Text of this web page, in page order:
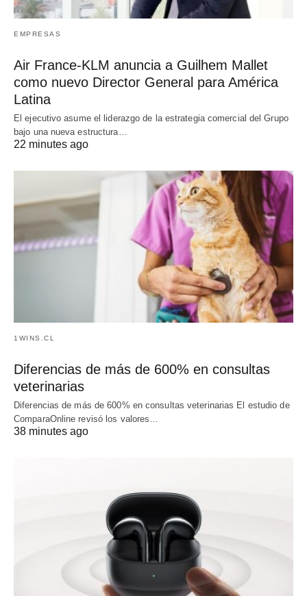
EMPRESAS
Air France-KLM anuncia a Guilhem Mallet
como nuevo Director General para América
Latina
El ejecutivo asume el liderazgo de la estrategia comercial del Grupo
bajo una nueva estructura…
22 minutes ago
1WINS.CL
Diferencias de más de 600% en consultas
veterinarias
Diferencias de más de 600% en consultas veterinarias El estudio de
ComparaOnline revisó los valores…
38 minutes ago